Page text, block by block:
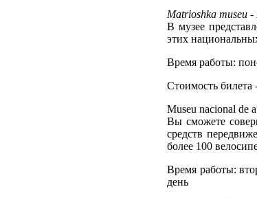
Matrioshka museu
В музее
этих
Время работы:
Стоимость билета
Museu nacional de
Вы сможете
средств
более 100
Время работы:
день